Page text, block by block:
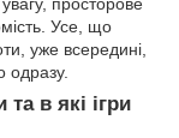
просторове
Усе, що
уже всередині,
одразу.
в які ігри